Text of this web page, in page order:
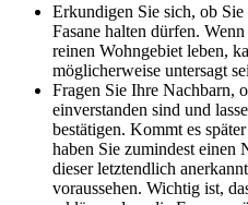
Erkundigen Sie sich, ob
Fasane halten dürfen.
reinen Wohngebiet leben,
möglicherweise untersagt
Fragen Sie Ihre Nachbarn,
einverstanden sind und
bestätigen. Kommt es
haben Sie zumindest
dieser letztendlich
voraussehen. Wichtig ist,